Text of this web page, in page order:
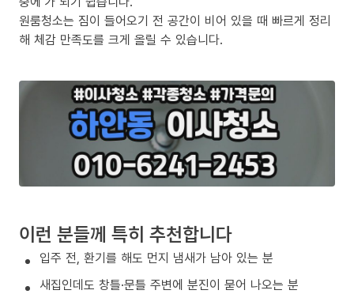
원룸청소는 짐이 들어오기 전 공간이 비어 있을 때 빠르게 정리
해 체감 만족도를 크게 올릴 수 있습니다.
이런 분들께 특히 추천합니다
입주 전, 환기를 해도 먼지 냄새가 남아 있는 분
새집인데도 창틀·문틀 주변에 분진이 묻어 나오는 분